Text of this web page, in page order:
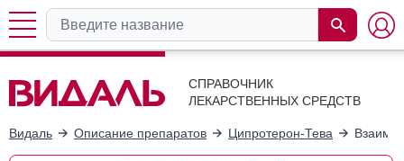
СПРАВОЧНИК
ЛЕКАРСТВЕННЫХ СРЕДСТВ
Видаль Описание препаратов Ципротерон-Тева